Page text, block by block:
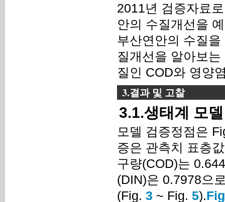
2011년 검증자료
안의 수질개선을
부산연안의 수질
질개선을 알아보
질인 COD와 영양
3.결과 및 고찰
3.1.생태계 모
모델 검증정점은
증은 관측치 표층
구량(COD)는
(DIN)은 0.7978으
(Fig. 3 ~ Fig. 5).